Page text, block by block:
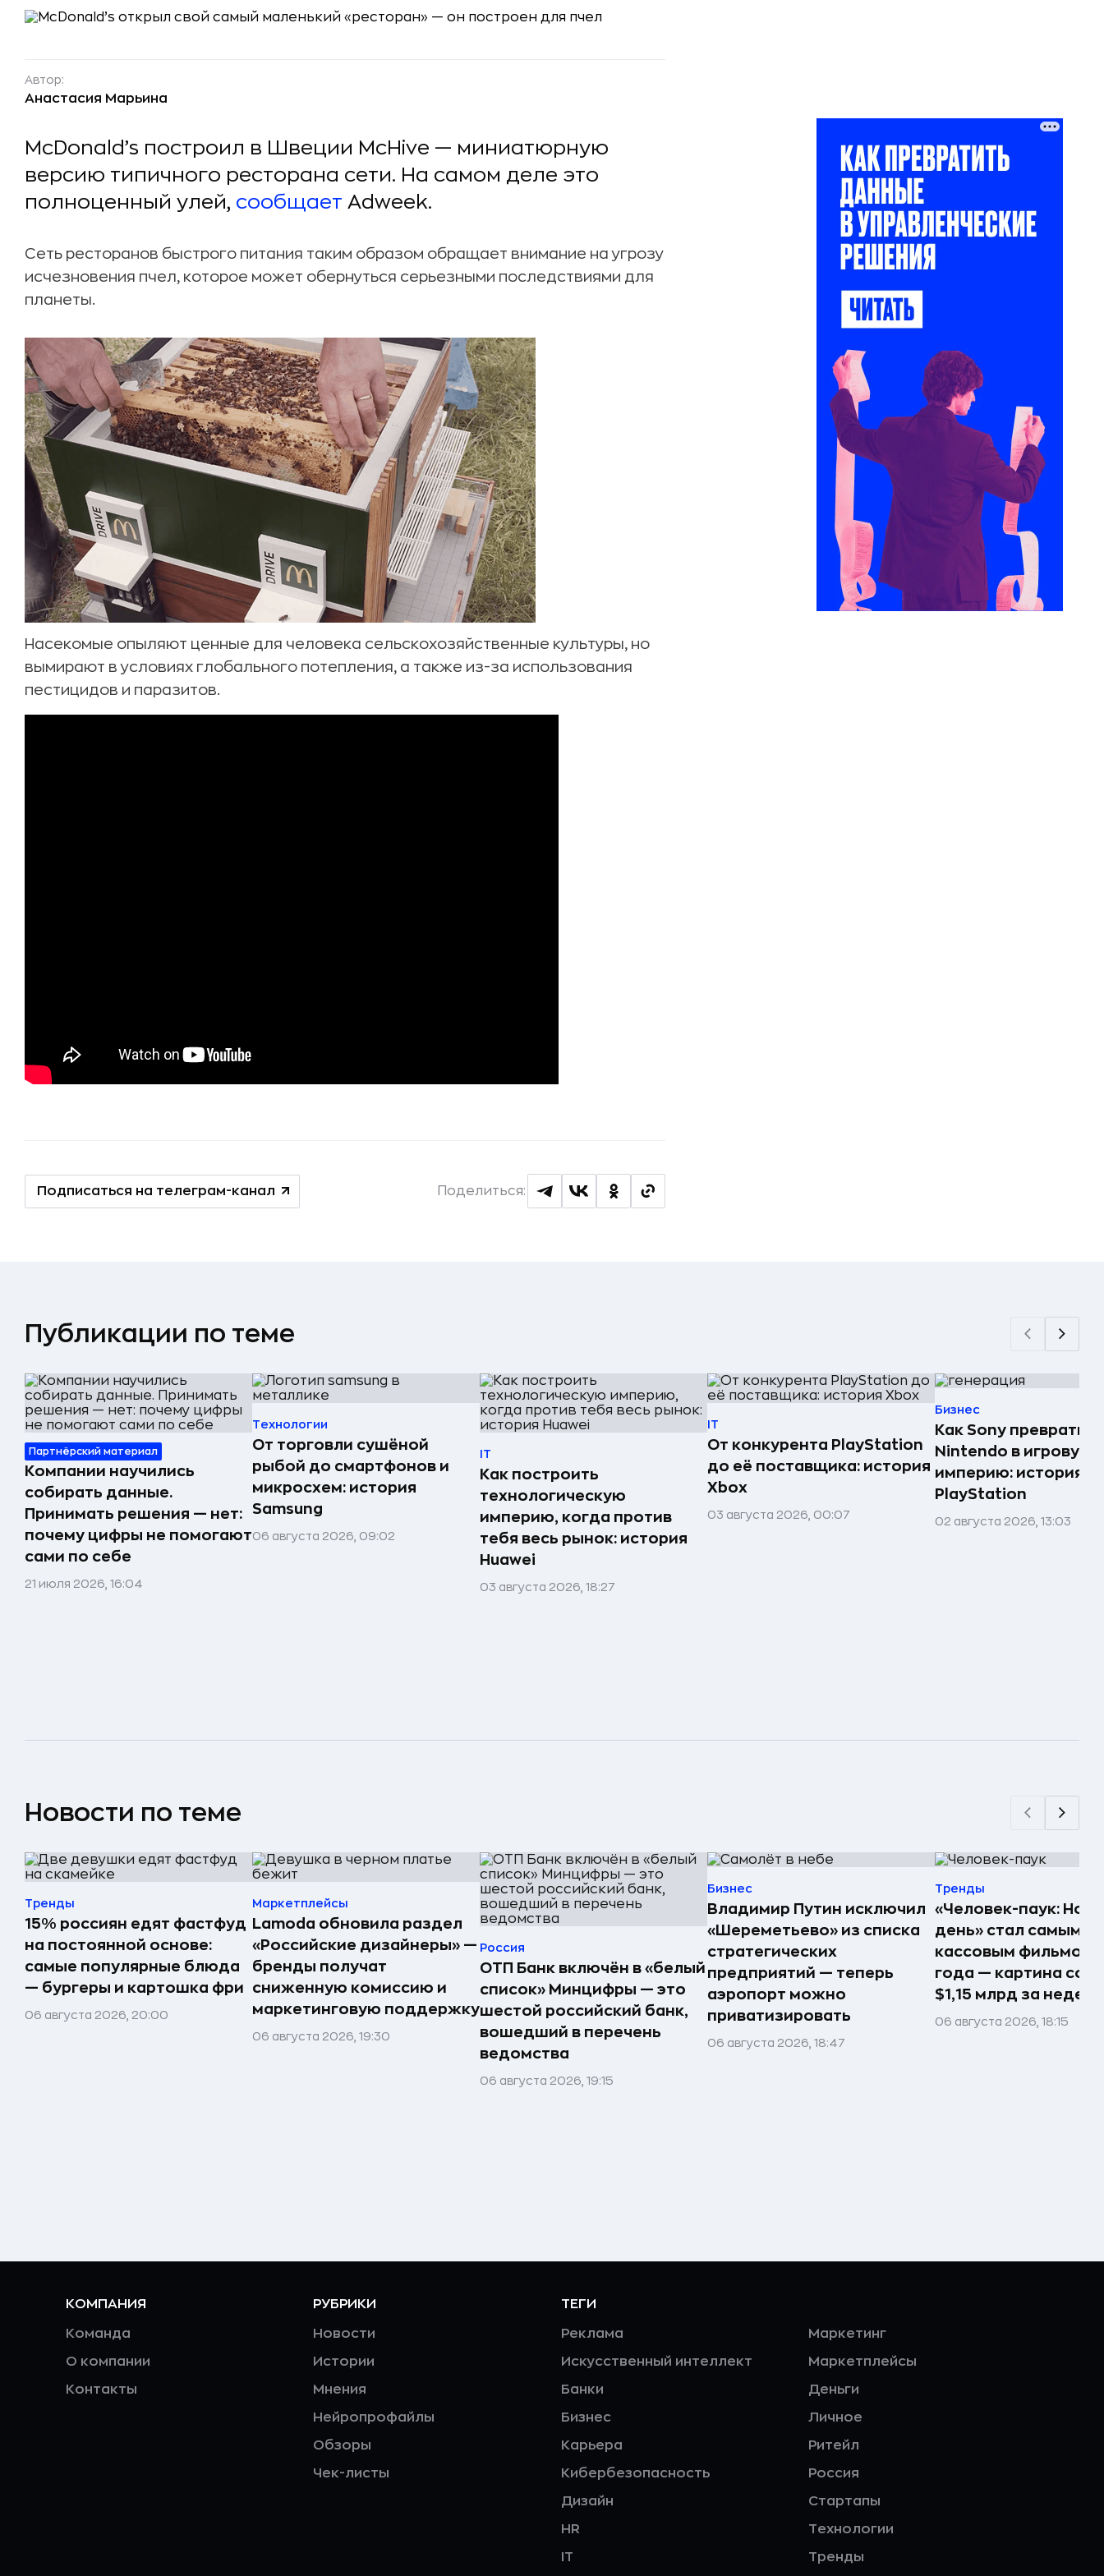
Автор:
Анастасия Марьина
McDonald’s построил в Швеции McHive — миниатюрную
версию типичного ресторана сети. На самом деле это
полноценный улей, сообщает Adweek.
Сеть ресторанов быстрого питания таким образом обращает внимание на угрозу
исчезновения пчел, которое может обернуться серьезными последствиями для
планеты.
Насекомые опыляют ценные для человека сельскохозяйственные культуры, но
вымирают в условиях глобального потепления, а также из-за использования
пестицидов и паразитов.
Подписаться на телеграм-канал Поделиться:
Публикации по теме
Партнёрский материал
Компании научились
собирать данные.
Принимать решения — нет:
почему цифры не помогают
сами по себе
21 июля 2026, 16:04
Технологии
От торговли сушёной
рыбой до смартфонов и
микросхем: история
Samsung
06 августа 2026, 09:02
IT
Как построить
технологическую
империю, когда против
тебя весь рынок: история
Huawei
03 августа 2026, 18:27
IT
От конкурента PlayStation
до её поставщика: история
Xbox
03 августа 2026, 00:07
Бизнес
Как Sony
Nintendo в игровую
империю: история
PlayStation
02 августа 2026, 13:03
Новости по теме
Тренды
15% россиян едят фастфуд
на постоянной основе:
самые популярные блюда
— бургеры и картошка фри
06 августа 2026, 20:00
Маркетплейсы
Lamoda обновила раздел
«Российские дизайнеры» —
бренды получат
сниженную комиссию и
маркетинговую поддержку
06 августа 2026, 19:30
Россия
ОТП Банк включён в «белый
список» Минцифры — это
шестой российский банк,
вошедший в перечень
ведомства
06 августа 2026, 19:15
Бизнес
Владимир Путин исключил
«Шереметьево» из списка
стратегических
предприятий — теперь
аэропорт можно
приватизировать
06 августа 2026, 18:47
Тренды
«Человек-паук:
день» стал самым
кассовым фильмом
года — картина
$1,15 млрд за
06 августа 2026, 18:15
КОМПАНИЯ
Команда
О компании
Контакты
РУБРИКИ
Новости
Истории
Мнения
Нейропрофайлы
Обзоры
Чек-листы
ТЕГИ
Реклама
Искусственный интеллект
Банки
Бизнес
Карьера
Кибербезопасность
Дизайн
HR
IT
Маркетинг
Маркетплейсы
Деньги
Личное
Ритейл
Россия
Стартапы
Технологии
Тренды